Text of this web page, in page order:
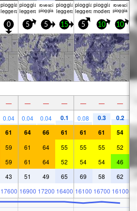
pioggia
leggera
pioggia
leggera
rovesci
pioggia
pioggia
leggera
pioggia
leggera
pioggia
moderata
rovesci
pioggia
0 5 5 15 5 10 10
— — — — — — —
0.04 0.04 0.04 0.1 0.08 0.3 0.2
61 64 66 61 61 61 54
59 61 64 55 55 55 52
59 61 64 52 54 54 46
43 51 49 65 69 58 62
17600 16900 17200 16400 16100 16700 16100